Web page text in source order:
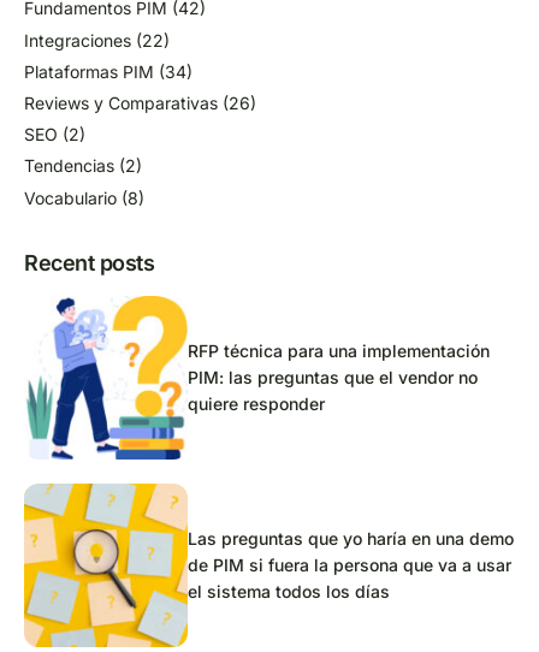
Fundamentos PIM (42)
Integraciones (22)
Plataformas PIM (34)
Reviews y Comparativas (26)
SEO (2)
Tendencias (2)
Vocabulario (8)
Recent posts
RFP técnica para una implementación
PIM: las preguntas que el vendor no
quiere responder
Las preguntas que yo haría en una demo
de PIM si fuera la persona que va a usar
el sistema todos los días